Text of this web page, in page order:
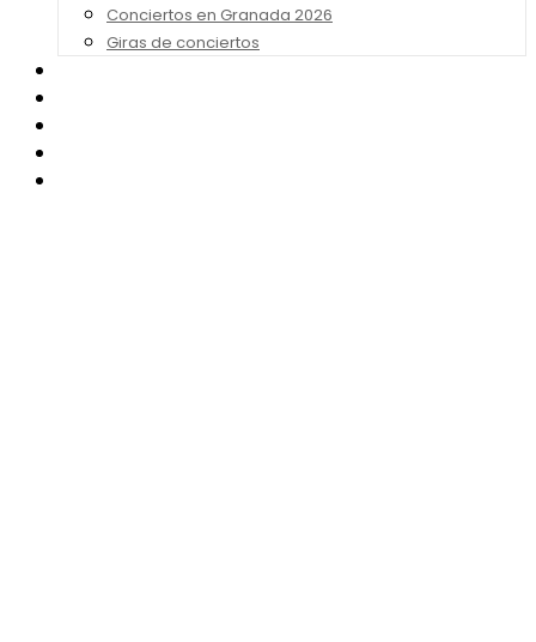
Conciertos en Granada 2026
Giras de conciertos